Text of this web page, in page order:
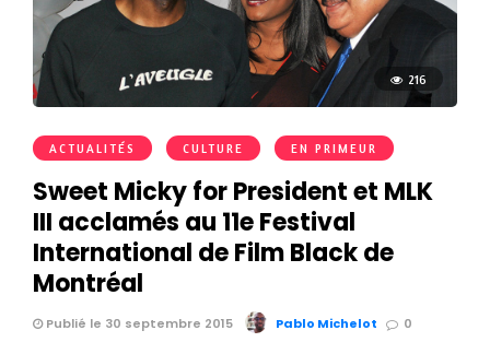
216
ACTUALITÉS CULTURE EN PRIMEUR
Sweet Micky for President et MLK
III acclamés au 11e Festival
International de Film Black de
Montréal
Publié le 30 septembre 2015 Pablo Michelot 0